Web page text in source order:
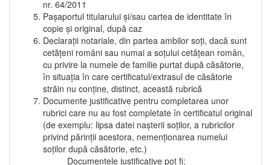
nr. 64/2011
Pașaportul titularului și/sau cartea de identitate în
copie și original, după caz
Declarații notariale, din partea ambilor soți, dacă sunt
cetățeni români sau numai a soțului cetățean român,
cu privire la numele de familie purtat după căsătorie,
în situația în care certificatul/extrasul de căsătorie
străin nu conține, distinct, această rubrică
Documente justificative pentru completarea unor
rubrici care nu au fost completate în certificatul original
(de exemplu: lipsa datei nașterii soților, a rubricilor
privind părinții acestora, nemenționarea numelui
soților după căsătorie, etc.)
Documentele justificative pot fi: